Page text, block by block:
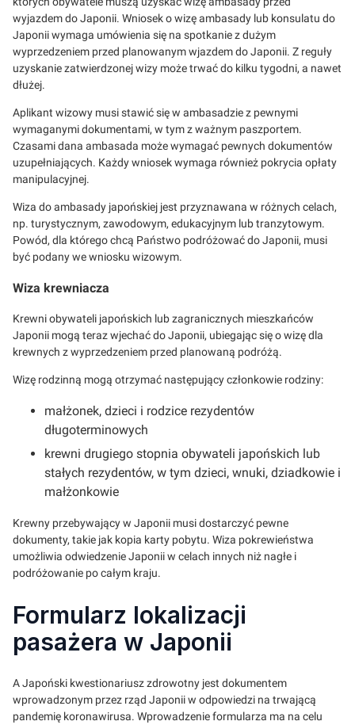
wyjazdem do Japonii. Wniosek o wizę ambasady lub konsulatu do
Japonii wymaga umówienia się na spotkanie z dużym
wyprzedzeniem przed planowanym wjazdem do Japonii. Z reguły
uzyskanie zatwierdzonej wizy może trwać do kilku tygodni, a nawet
dłużej.
Aplikant wizowy musi stawić się w ambasadzie z pewnymi
wymaganymi dokumentami, w tym z ważnym paszportem.
Czasami dana ambasada może wymagać pewnych dokumentów
uzupełniających. Każdy wniosek wymaga również pokrycia opłaty
manipulacyjnej.
Wiza do ambasady japońskiej jest przyznawana w różnych celach,
np. turystycznym, zawodowym, edukacyjnym lub tranzytowym.
Powód, dla którego chcą Państwo podróżować do Japonii, musi
być podany we wniosku wizowym.
Wiza krewniacza
Krewni obywateli japońskich lub zagranicznych mieszkańców
Japonii mogą teraz wjechać do Japonii, ubiegając się o wizę dla
krewnych z wyprzedzeniem przed planowaną podróżą.
Wizę rodzinną mogą otrzymać następujący członkowie rodziny:
małżonek, dzieci i rodzice rezydentów
długoterminowych
krewni drugiego stopnia obywateli japońskich lub
stałych rezydentów, w tym dzieci, wnuki, dziadkowie i
małżonkowie
Krewny przebywający w Japonii musi dostarczyć pewne
dokumenty, takie jak kopia karty pobytu. Wiza pokrewieństwa
umożliwia odwiedzenie Japonii w celach innych niż nagłe i
podróżowanie po całym kraju.
Formularz lokalizacji
pasażera w Japonii
A Japoński kwestionariusz zdrowotny jest dokumentem
wprowadzonym przez rząd Japonii w odpowiedzi na trwającą
pandemię koronawirusa. Wprowadzenie formularza ma na celu